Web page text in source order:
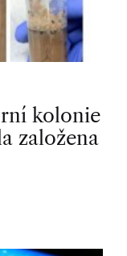
kolonie
založena